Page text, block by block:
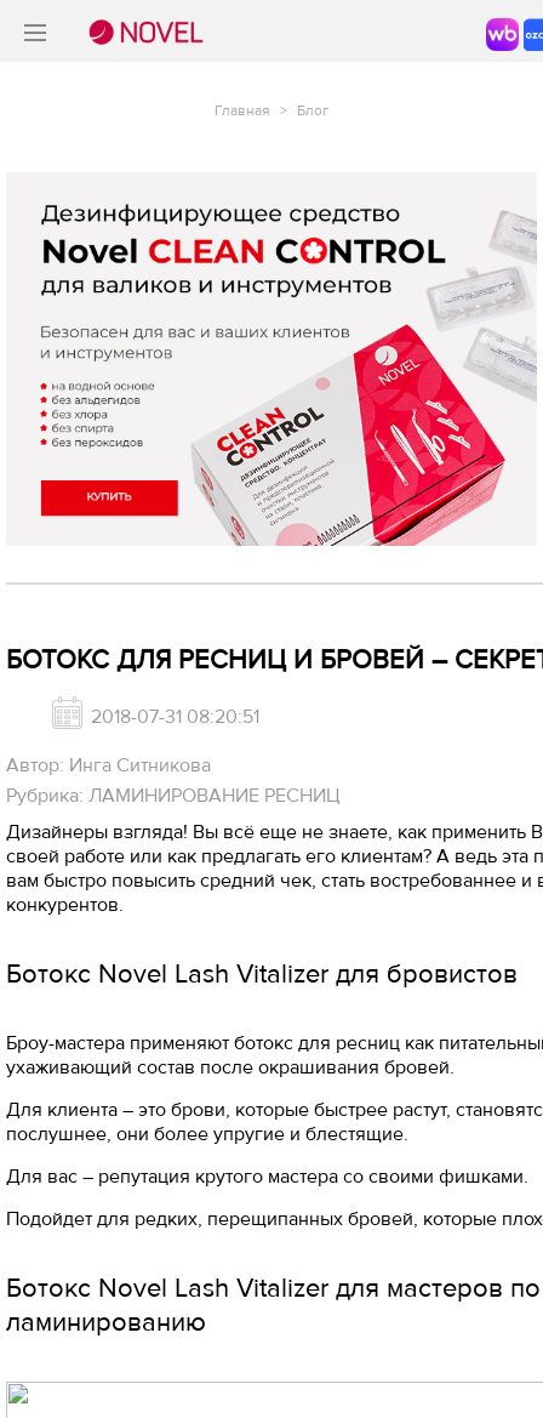
Главная > Блог
БОТОКС ДЛЯ РЕСНИЦ И БРОВЕЙ –
2018-07-31 08:20:51
Автор: Инга Ситникова
Рубрика: ЛАМИНИРОВАНИЕ РЕСНИЦ
Дизайнеры взгляда! Вы всё еще не знаете, как применить
своей работе или как предлагать его клиентам? А ведь эта
вам быстро повысить средний чек, стать востребованнее
конкурентов.
Ботокс Novel Lash Vitalizer для бровистов
Броу-мастера применяют ботокс для ресниц как
ухаживающий состав после окрашивания бровей.
Для клиента – это брови, которые быстрее растут,
послушнее, они более упругие и блестящие.
Для вас – репутация крутого мастера со своими фишками.
Подойдет для редких, перещипанных бровей, которые
Ботокс Novel Lash Vitalizer для мастеров по
ламинированию